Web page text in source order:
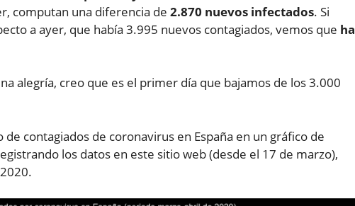
computan una diferencia de 2.870 nuevos infectados. Si
a ayer, que había 3.995 nuevos contagiados, vemos que ha
alegría, creo que es el primer día que bajamos de los 3.000
contagiados de coronavirus en España en un gráfico de
los datos en este sitio web (desde el 17 de marzo),